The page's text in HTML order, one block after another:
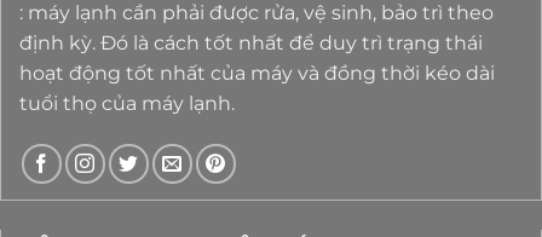
: máy lạnh cần phải được rửa, vệ sinh, bảo trì theo
định kỳ. Đó là cách tốt nhất để duy trì trạng thái
hoạt động tốt nhất của máy và đồng thời kéo dài
tuổi thọ của máy lạnh.